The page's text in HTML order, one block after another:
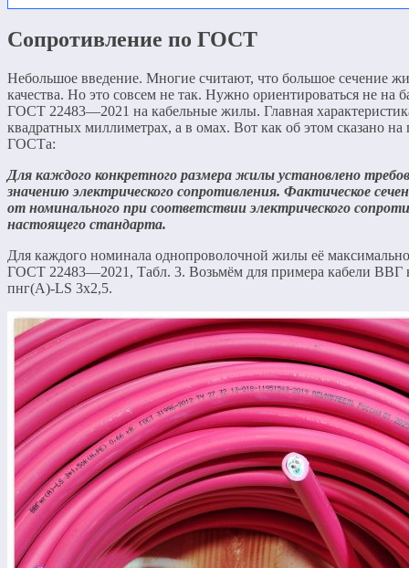
Сопротивление по ГОСТ
Небольшое введение. Многие считают, что большое сечение
качества. Но это совсем не так. Нужно ориентироваться не на
ГОСТ 22483—2021 на кабельные жилы. Главная
квадратных миллиметрах, а в омах. Вот как об этом сказано на
ГОСТа:
Для каждого конкретного размера жилы установлено
значению электрического сопротивления. Фактическое
от номинального при соответствии электрического
настоящего стандарта.
Для каждого номинала однопроволочной жилы её
ГОСТ 22483—2021, Табл. 3. Возьмём для примера кабели
пнг(А)-LS 3х2,5.